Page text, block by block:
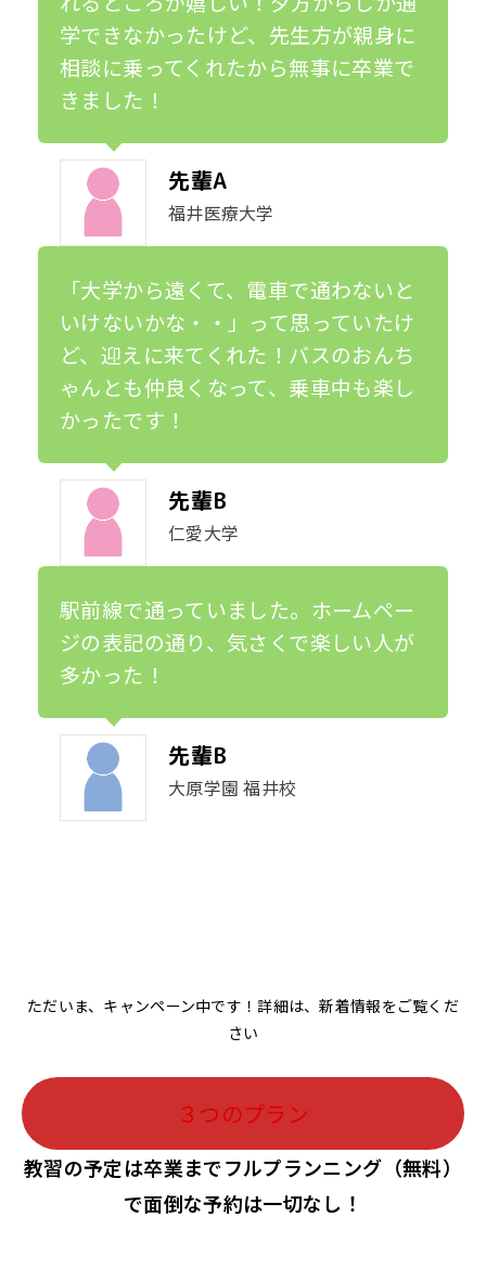
学できなかったけど、先生方が親身に
相談に乗ってくれたから無事に卒業で
きました！
先輩A
福井医療大学
「大学から遠くて、電車で通わないと
いけないかな・・」って思っていたけ
ど、迎えに来てくれた！バスのおんち
ゃんとも仲良くなって、乗車中も楽し
かったです！
先輩B
仁愛大学
駅前線で通っていました。ホームペー
ジの表記の通り、気さくで楽しい人が
多かった！
先輩B
大原学園 福井校
ただいま、キャンペーン中です！詳細は、新着情報をご覧くだ
さい
３つのプラン
教習の予定は卒業までフルプランニング（無料）
で面倒な予約は一切なし！